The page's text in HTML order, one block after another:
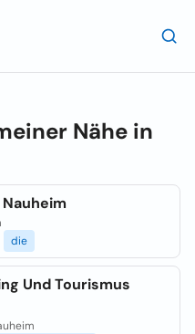
Nähe in
die
Und Tourismus